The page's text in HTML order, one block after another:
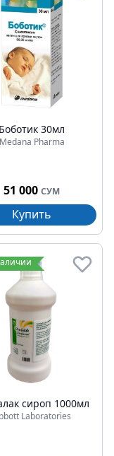
Боботик 30мл
Medana Pharma
51 000 СУМ
Купить
сироп 1000мл
Laboratories